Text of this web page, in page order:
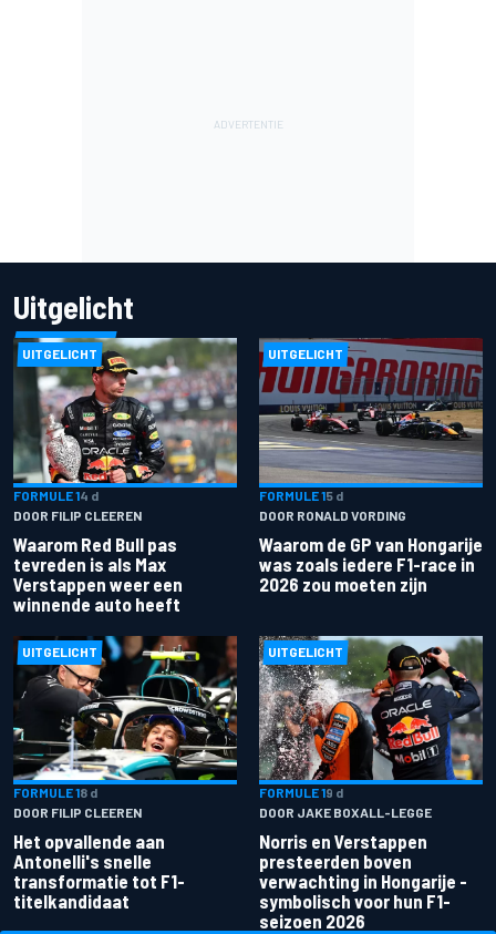
Uitgelicht
UITGELICHT
FORMULE 14 d
DOOR FILIP CLEEREN
Waarom Red Bull pas
tevreden is als Max
Verstappen weer een
winnende auto heeft
UITGELICHT
FORMULE 15 d
DOOR RONALD VORDING
Waarom de GP van Hongarije
was zoals iedere F1-race in
2026 zou moeten zijn
UITGELICHT
FORMULE 18 d
DOOR FILIP CLEEREN
Het opvallende aan
Antonelli's snelle
transformatie tot F1-
titelkandidaat
UITGELICHT
FORMULE 19 d
DOOR JAKE BOXALL-LEGGE
Norris en Verstappen
presteerden boven
verwachting in Hongarije -
symbolisch voor hun F1-
seizoen 2026